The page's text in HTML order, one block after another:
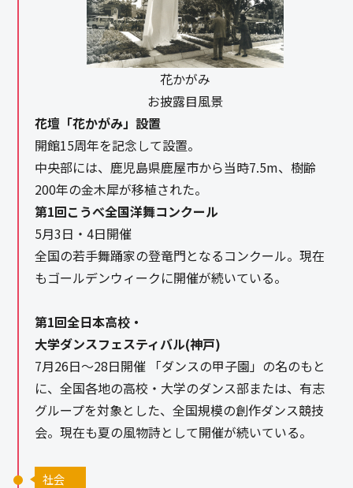
花かがみ
お披露目風景
花壇「花かがみ」設置
開館15周年を記念して設置。
中央部には、鹿児島県鹿屋市から当時7.5m、樹齢
200年の金木犀が移植された。
第1回こうべ全国洋舞コンクール
5月3日・4日開催
全国の若手舞踊家の登竜門となるコンクール。現在
もゴールデンウィークに開催が続いている。
第1回全日本高校・
大学ダンスフェスティバル(神戸)
7月26日～28日開催 「ダンスの甲子園」の名のもと
に、全国各地の高校・大学のダンス部または、有志
グループを対象とした、全国規模の創作ダンス競技
会。現在も夏の風物詩として開催が続いている。
社会